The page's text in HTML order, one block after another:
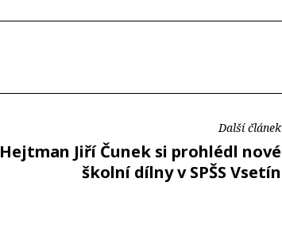
Další článek
Hejtman Jiří Čunek si prohlédl nové
školní dílny v SPŠS Vsetín